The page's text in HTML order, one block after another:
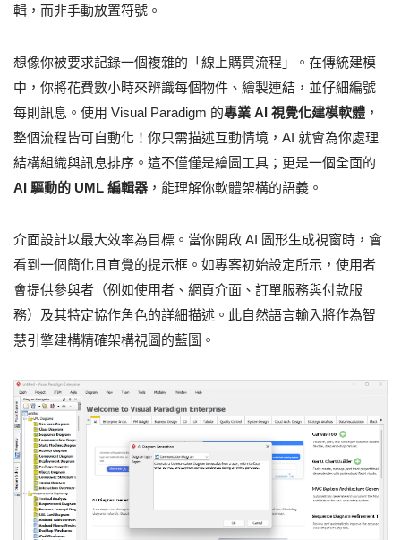
輯，而非手動放置符號。
想像你被要求記錄一個複雜的「線上購買流程」。在傳統建模
中，你將花費數小時來辨識每個物件、繪製連結，並仔細編號
每則訊息。使用 Visual Paradigm 的專業 AI 視覺化建模軟體 ，
整個流程皆可自動化！你只需描述互動情境，AI 就會為你處理
結構組織與訊息排序。這不僅僅是繪圖工具；更是一個全面的
AI 驅動的 UML 編輯器 ，能理解你軟體架構的語義。
介面設計以最大效率為目標。當你開啟 AI 圖形生成視窗時，會
看到一個簡化且直覺的提示框。如專案初始設定所示，使用者
會提供參與者（例如使用者、網頁介面、訂單服務與付款服
務）及其特定協作角色的詳細描述。此自然語言輸入將作為智
慧引擎建構精確架構視圖的藍圖。